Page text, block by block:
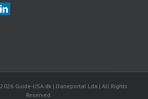
2026 Guide-USA.dk | Daneportal Lda | All Rights
Reserved